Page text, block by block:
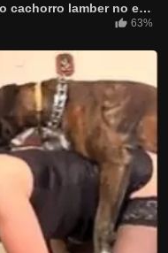
Mulher gozando dando a buceta pro cachorro lamber no escuro
63%